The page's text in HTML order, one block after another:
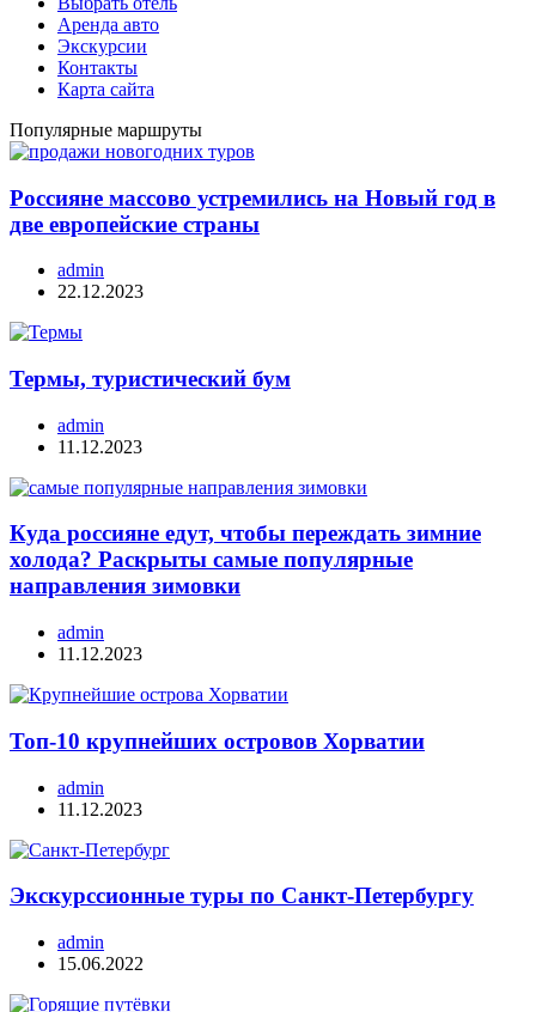
Аренда авто
Экскурсии
Контакты
Карта сайта
Популярные маршруты
Россияне массово устремились на Новый год в
две европейские страны
admin
22.12.2023
Термы, туристический бум
admin
11.12.2023
Куда россияне едут, чтобы переждать зимние
холода? Раскрыты самые популярные
направления зимовки
admin
11.12.2023
Топ-10 крупнейших островов Хорватии
admin
11.12.2023
Экскурссионные туры по Санкт-Петербургу
admin
15.06.2022